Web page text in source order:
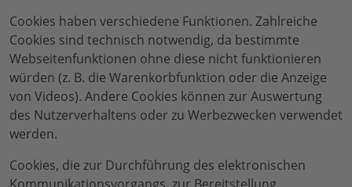
Cookies haben verschiedene Funktionen. Zahlreiche
Cookies sind technisch notwendig, da bestimmte
Webseitenfunktionen ohne diese nicht funktionieren
würden (z. B. die Warenkorbfunktion oder die Anzeige
von Videos). Andere Cookies können zur Auswertung
des Nutzerverhaltens oder zu Werbezwecken verwendet
werden.
Cookies, die zur Durchführung des elektronischen